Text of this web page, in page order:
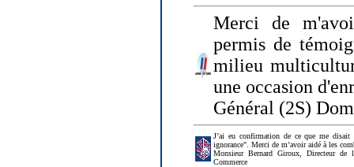
Merci de
permis de
milieu
une occasion
Général (2S)
J’ai eu confirmation de ce que me disait
ignorance". Merci de m’avoir aidé à les
Monsieur Bernard Giroux, Directeur de
Commerce